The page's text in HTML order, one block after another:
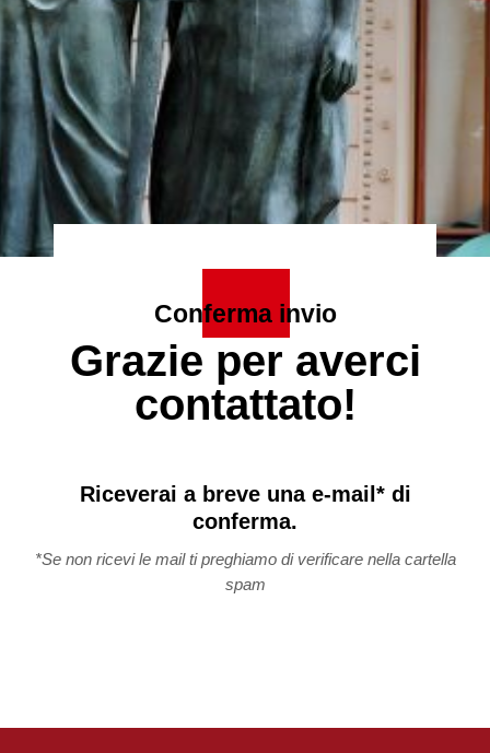
Conferma invio
Grazie per averci
contattato!
Riceverai a breve una e-mail* di
conferma.
*Se non ricevi le mail ti preghiamo di verificare nella cartella
spam